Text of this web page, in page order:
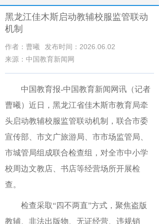
黑龙江佳木斯启动教辅校服监管联动
机制
作者：曹曦
发布时间：2026.06.02
来源：中国教育新闻网
中国教育报-中国教育新闻网讯（记者
曹曦） 近日，黑龙江省佳木斯市教育局牵
头启动教辅校服监管联动机制，联合市委
宣传部、市文广旅游局、市市场监管局、
市城管局组成联合检查组，对全市中小学
校周边文教店、书店等经营场所开展检
查。
检查采取“四不两直”方式，聚焦盗版
教辅、非法出版物、无证经营、违规销